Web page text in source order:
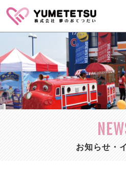
お知らせ・